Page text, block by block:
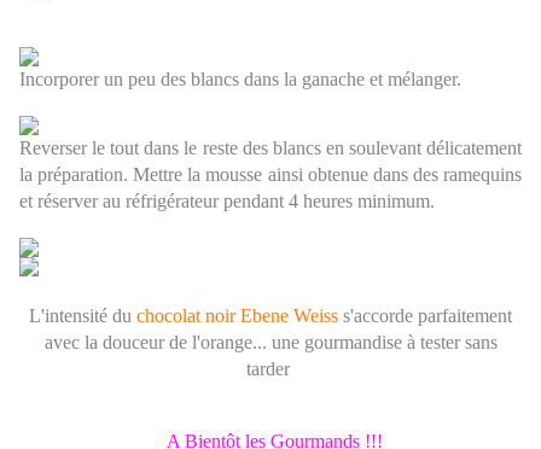
Incorporer un peu des blancs dans la ganache et mélanger.
Reverser le tout dans le reste des blancs en soulevant délicatement
la préparation. Mettre la mousse ainsi obtenue dans des ramequins
et réserver au réfrigérateur pendant 4 heures minimum.
L'intensité du chocolat noir Ebene Weiss s'accorde parfaitement
avec la douceur de l'orange... une gourmandise à tester sans
tarder
A Bientôt les Gourmands !!!